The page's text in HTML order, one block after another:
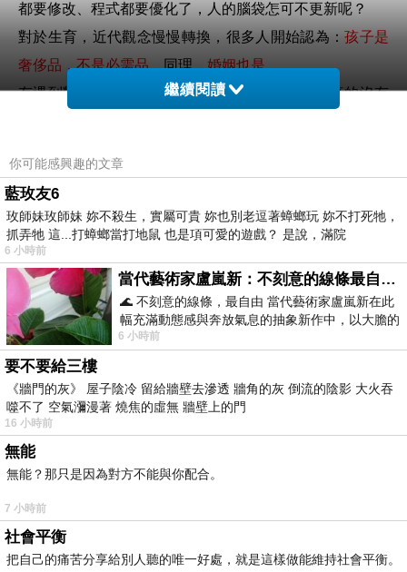
都要修改、程式都要優化了，人的腦袋怎可不更新呢？
對於生育，近代觀念慢慢轉換，很多人開始認為：孩子是
奢侈品，不是必需品。同理，婚姻也是。
有遇到對的人，締結一段良緣婚姻，是幸福；若真的沒有
幸福不會只有一種公式，看看全世界這麼多人結婚，真的
有每個人都得到幸福嗎？事實上並沒有，有人反而因為婚
姻而不幸，又或是本來素質就不是很好的人，加上婚姻之
後更不幸，也害了更多的人。
或許有人會問：人生不結婚，可能會有孤獨、沒人孝順…
繼續閱讀
你可能感興趣的文章
藍玫友6
玫師妹玫師妹 妳不殺生，實屬可貴 妳也別老逗著蟑螂玩 妳不打死牠，
抓弄牠 這...打蟑螂當打地鼠 也是項可愛的遊戲？ 是說，滿院
6 小時前
當代藝術家盧嵐新：不刻意的線條最自由，讓色彩流動、筆觸自己說話
🌊 不刻意的線條，最自由 當代藝術家盧嵐新在此
幅充滿動態感與奔放氣息的抽象新作中，以大膽的
藍色顏料在白色畫布上揮灑、壓印與流淌
6 小時前
要不要給三樓
《牆門的灰》 屋子陰冷 留給牆壁去滲透 牆角的灰 倒流的陰影 大火吞
噬不了 空氣瀰漫著 燒焦的虛無 牆壁上的門
16 小時前
無能
無能？那只是因為對方不能與你配合。
7 小時前
社會平衡
把自己的痛苦分享給別人聽的唯一好處，就是這樣做能維持社會平衡。